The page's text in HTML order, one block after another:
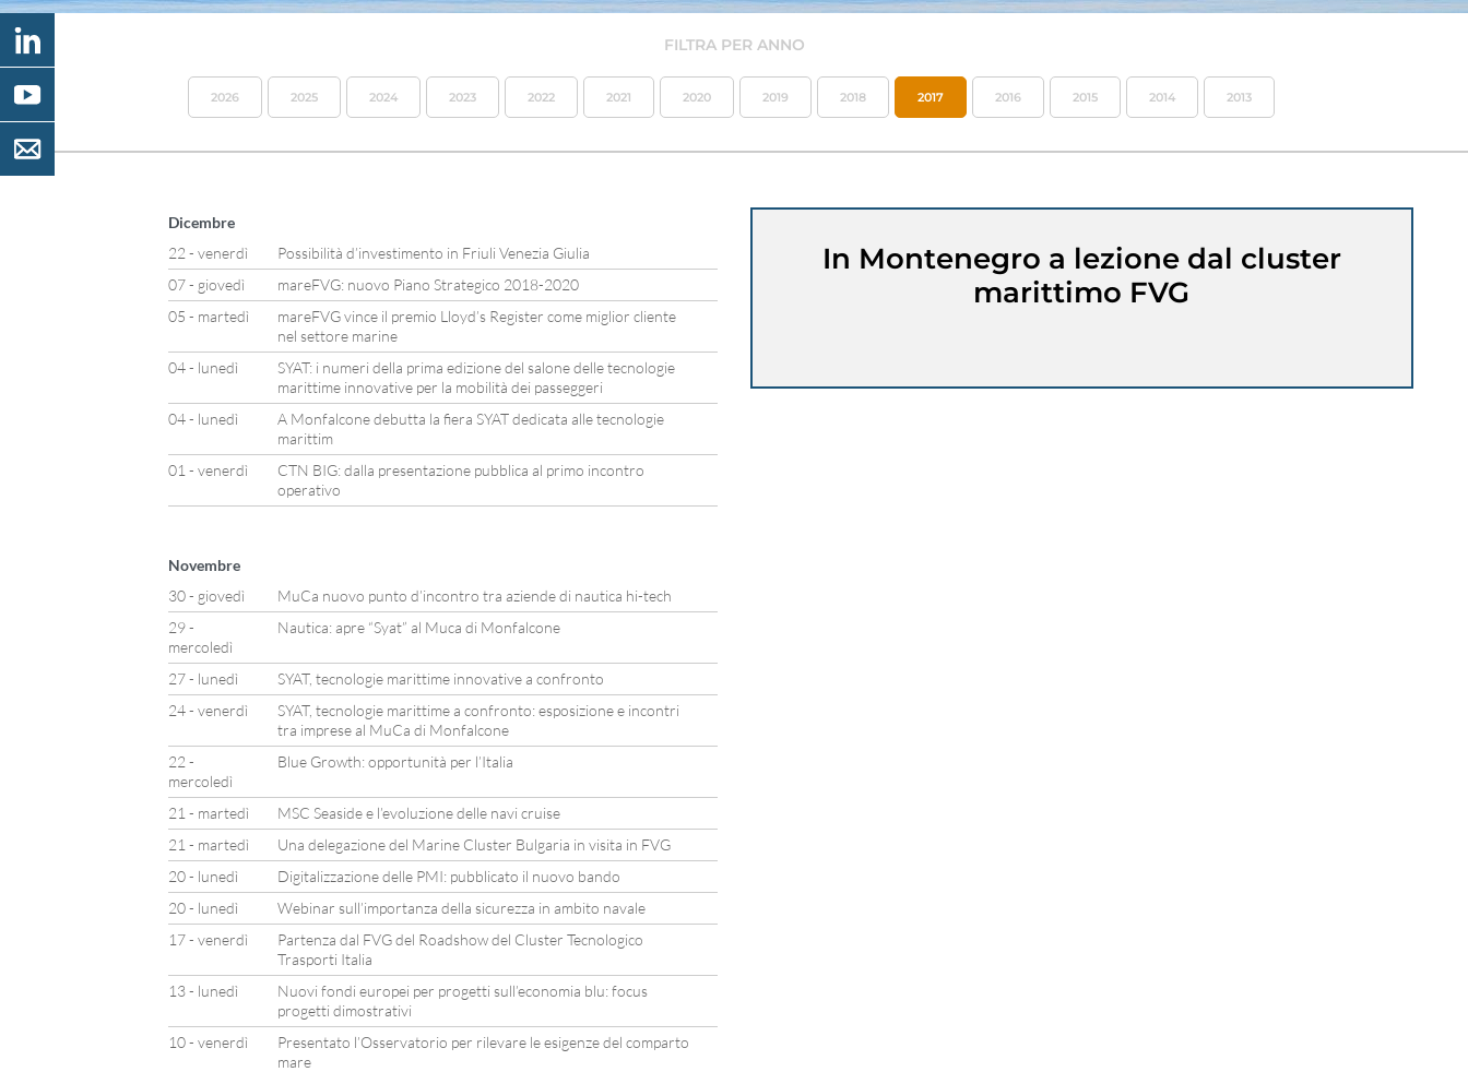
FILTRA PER ANNO
2026 2025 2024 2023 2022 2021 2020 2019 2018 2017 2016 2015 2014 2013
Dicembre
22 - venerdì
Possibilità d’investimento in Friuli Venezia Giulia
07 - giovedì
mareFVG: nuovo Piano Strategico 2018-2020
05 - martedì
mareFVG vince il premio Lloyd’s Register come miglior cliente
nel settore marine
04 - lunedì
SYAT: i numeri della prima edizione del salone delle tecnologie
marittime innovative per la mobilità dei passeggeri
04 - lunedì
A Monfalcone debutta la fiera SYAT dedicata alle tecnologie
marittim
01 - venerdì
CTN BIG: dalla presentazione pubblica al primo incontro
operativo
Novembre
30 - giovedì
MuCa nuovo punto d’incontro tra aziende di nautica hi-tech
29 -
mercoledì
Nautica: apre “Syat” al Muca di Monfalcone
27 - lunedì
SYAT, tecnologie marittime innovative a confronto
24 - venerdì
SYAT, tecnologie marittime a confronto: esposizione e incontri
tra imprese al MuCa di Monfalcone
22 -
mercoledì
Blue Growth: opportunità per l’Italia
21 - martedì
MSC Seaside e l’evoluzione delle navi cruise
21 - martedì
Una delegazione del Marine Cluster Bulgaria in visita in FVG
20 - lunedì
Digitalizzazione delle PMI: pubblicato il nuovo bando
20 - lunedì
Webinar sull’importanza della sicurezza in ambito navale
17 - venerdì
Partenza dal FVG del Roadshow del Cluster Tecnologico
Trasporti Italia
13 - lunedì
Nuovi fondi europei per progetti sull’economia blu: focus
progetti dimostrativi
10 - venerdì
Presentato l’Osservatorio per rilevare le esigenze del comparto
mare
In Montenegro a lezione dal cluster
marittimo FVG